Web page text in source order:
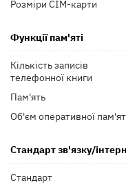
Розміри СІМ-карти
Функції пам'яті
Кількість записів
телефонної книги
Пам'ять
Об'єм оперативної
Стандарт зв'язку/
Стандарт